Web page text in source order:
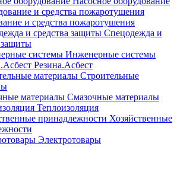
и средства пожаротушения
Спецодежда и
защиты
Инженерные системы
Резина.Асбест
Строительные
Смазочные материалы
Теплоизоляция
Хозяйственные
Электротовары